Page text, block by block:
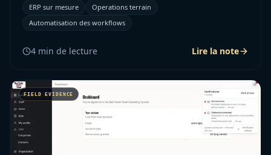
ERP sur mesure
Operations terrain
Automatisation des workflows
4 min de lecture Lire la note